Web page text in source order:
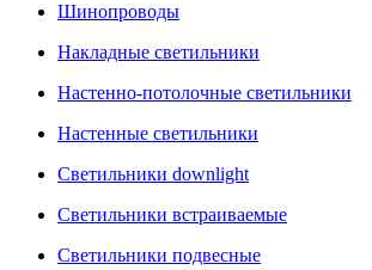
Шинопроводы
Накладные светильники
Настенно-потолочные светильники
Настенные светильники
Светильники downlight
Светильники встраиваемые
Светильники подвесные